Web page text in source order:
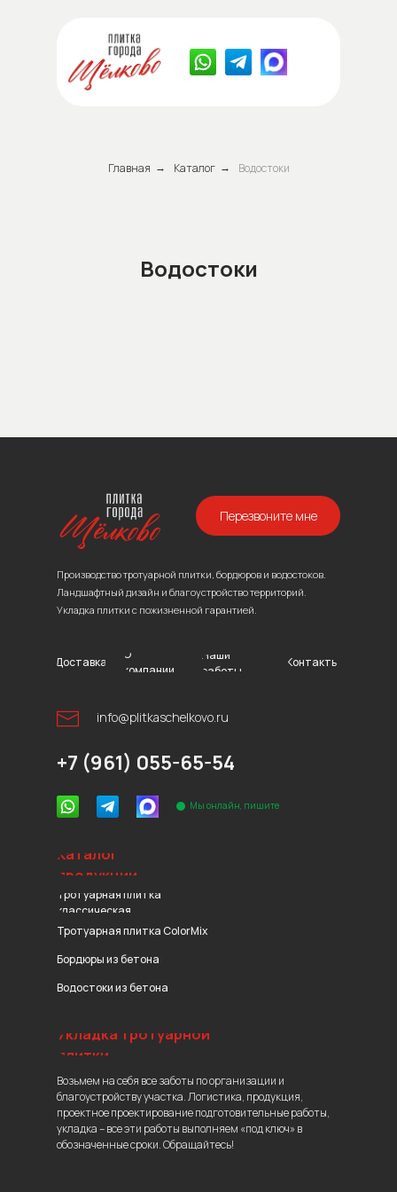
Главная → Каталог → Водостоки
Водостоки
Перезвоните мне
Каталог
продукции
+7 (961) 055-65-54
Производство тротуарной плитки, бордюров и водостоков.
Ландшафтный дизайн и благоустройство территорий.
Укладка плитки с пожизненной гарантией.
Тротуарная плитка
классическая
Укладка тротуарной
плитки
Тротуарная плитка ColorMix
info@plitkaschelkovo.ru
Возьмем на себя все заботы по организации и
благоустройству участка. Логистика, продукция,
проектное проектирование подготовительные работы,
укладка – все эти работы выполняем «под ключ» в
обозначенные сроки. Обращайтесь!
Бордюры из бетона
Водостоки из бетона
Доставка
О
компании
Наши
работы
Контакты
Мы онлайн, пишите